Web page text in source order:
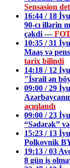
Sensasion
16:44 / 18
90-cı illərin
çəkdi —
10:35 / 31
Maaş və
tarix bilindi
14:18 / 12
"İsrail ən
09:00 / 29
açıqlandı
09:00 / 23
“Sədərək”
15:23 / 13
Polkovnik
19:13 / 03
8 gün iş